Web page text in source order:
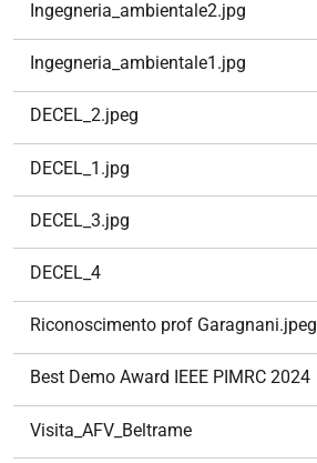
Ingegneria_ambientale2.jpg
Ingegneria_ambientale1.jpg
DECEL_2.jpeg
DECEL_1.jpg
DECEL_3.jpg
DECEL_4
Riconoscimento prof Garagnani.jpeg
Best Demo Award IEEE PIMRC 2024
Visita_AFV_Beltrame